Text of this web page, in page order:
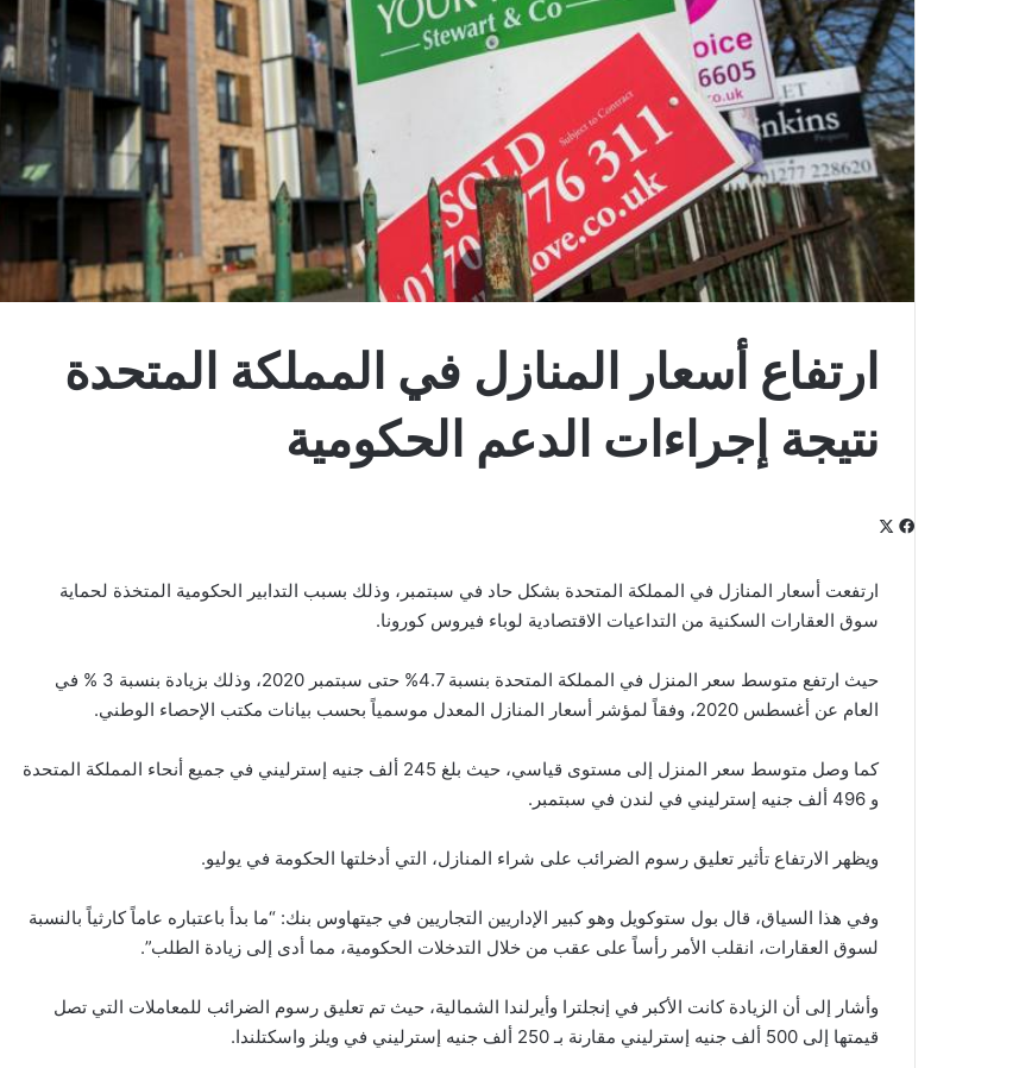
ارتفاع أسعار المنازل في المملكة المتحدة
نتيجة إجراءات الدعم الحكومية
فيسبوك
ارتفعت أسعار المنازل في المملكة المتحدة بشكل حاد في سبتمبر، وذلك بسبب التدابير الحكومية المتخذة لحماية
سوق العقارات السكنية من التداعيات الاقتصادية لوباء فيروس كورونا.
حيث ارتفع متوسط ​​سعر المنزل في المملكة المتحدة بنسبة 4.7% حتى سبتمبر 2020، وذلك بزيادة بنسبة 3 % في
العام عن أغسطس 2020، وفقاً لمؤشر أسعار المنازل المعدل موسمياً بحسب بيانات مكتب الإحصاء الوطني.
كما وصل متوسط ​​سعر المنزل إلى مستوى قياسي، حيث بلغ 245 ألف جنيه إسترليني في جميع أنحاء المملكة المتحدة
و 496 ألف جنيه إسترليني في لندن في سبتمبر.
ويظهر الارتفاع تأثير تعليق رسوم الضرائب على شراء المنازل، التي أدخلتها الحكومة في يوليو.
وفي هذا السياق، قال بول ستوكويل وهو كبير الإداريين التجاريين في جيتهاوس بنك: “ما بدأ باعتباره عاماً كارثياً بالنسبة
لسوق العقارات، انقلب الأمر رأساً على عقب من خلال التدخلات الحكومية، مما أدى إلى زيادة الطلب”.
وأشار إلى أن الزيادة كانت الأكبر في إنجلترا وأيرلندا الشمالية، حيث تم تعليق رسوم الضرائب للمعاملات التي تصل
قيمتها إلى 500 ألف جنيه إسترليني مقارنة بـ 250 ألف جنيه إسترليني في ويلز واسكتلندا.